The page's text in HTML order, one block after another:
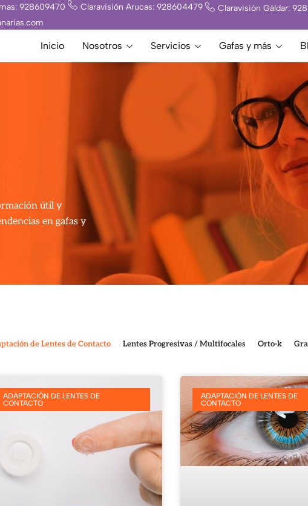
928609470 Claravisión Arucas: 928604479
Claravisión Gáldar:
Inicio Nosotros Servicios Gafas y más
útil y
en gafas y
de Lentes de Contacto Lentes Progresivas / Multifocales Orto-k
ADAPTACIÓN DE LENTES DE
CONTACTO
ADAPTACIÓN DE LENTES DE
CONTACTO